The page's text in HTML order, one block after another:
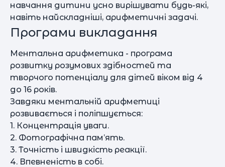
навчання дитини усно вирішувати будь-які,
навіть найскладніші, арифметичні задачі.
Програми викладання
Ментальна арифметика - програма
розвитку розумових здібностей та
творчого потенціалу для дітей віком від 4
до 16 років.
Завдяки ментальній арифметиці
розвивається і поліпшується:
1. Концентрація уваги.
2. Фотографічна пам’ять.
3. Точність і швидкість реакції.
4. Впевненість в собі.